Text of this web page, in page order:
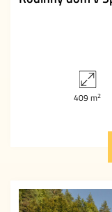
409 m2